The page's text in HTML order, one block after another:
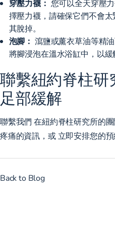
穿壓力襪： 您可以全天穿壓
擇壓力襪，請確保它們不會
其脫掉。
泡腳： 瀉鹽或薰衣草油等精
將腳浸泡在溫水浴缸中，以緩
聯繫紐約脊柱研
足部緩解
聯繫我們 在紐約脊柱研究所的
疼痛的資訊，或 立即安排您的
Back to Blog